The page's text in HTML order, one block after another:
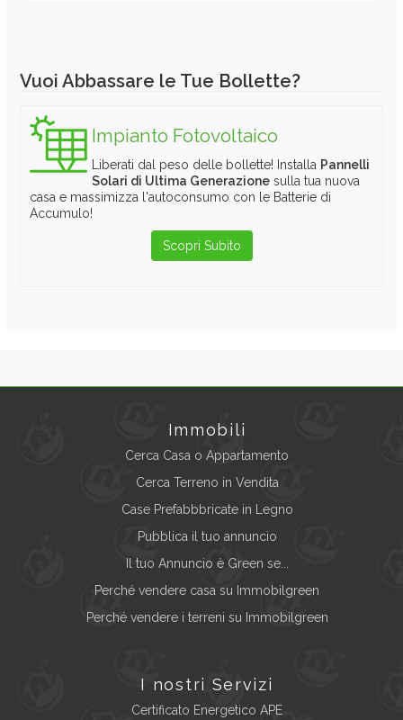
Vuoi Abbassare le Tue Bollette?
Impianto Fotovoltaico
Liberati dal peso delle bollette! Installa Pannelli
Solari di Ultima Generazione sulla tua nuova
casa e massimizza l'autoconsumo con le Batterie di
Accumulo!
Scopri Subito
Immobili
Cerca Casa o Appartamento
Cerca Terreno in Vendita
Case Prefabbbricate in Legno
Pubblica il tuo annuncio
Il tuo Annuncio è Green se...
Perché vendere casa su Immobilgreen
Perché vendere i terreni su Immobilgreen
I nostri Servizi
Certificato Energetico APE